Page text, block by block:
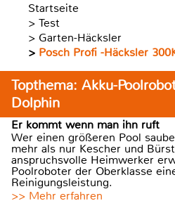
Startseite
> Test
> Garten-Häcksler
> Posch Profi -Häcksler
Topthema: Akku-
Dolphin
Er kommt wenn man ihn ruft
Wer einen größeren Pool
mehr als nur Kescher und
anspruchsvolle Heimwerker
Poolroboter der Oberklasse
Reinigungsleistung.
>> Mehr erfahren